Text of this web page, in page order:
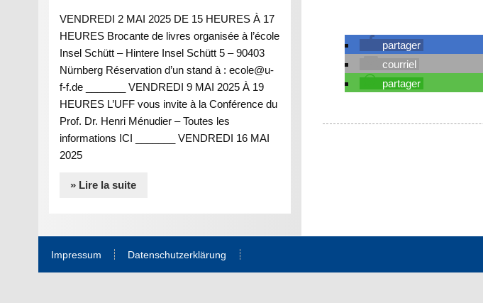
partager
courriel
partager
VENDREDI 2 MAI 2025 DE 15 HEURES À 17
HEURES Brocante de livres organisée à l’école
Insel Schütt – Hintere Insel Schütt 5 – 90403
Nürnberg Réservation d’un stand à : ecole@u-
f-f.de _______ VENDREDI 9 MAI 2025 À 19
HEURES L’UFF vous invite à la Conférence du
Prof. Dr. Henri Ménudier – Toutes les
informations ICI _______ VENDREDI 16 MAI
2025
» Lire la suite
Impressum Datenschutzerklärung